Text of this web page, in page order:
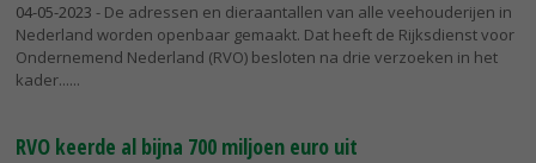
04-05-2023 - De adressen en dieraantallen van alle veehouderijen in
Nederland worden openbaar gemaakt. Dat heeft de Rijksdienst voor
Ondernemend Nederland (RVO) besloten na drie verzoeken in het
kader...
RVO keerde al bijna 700 miljoen euro uit